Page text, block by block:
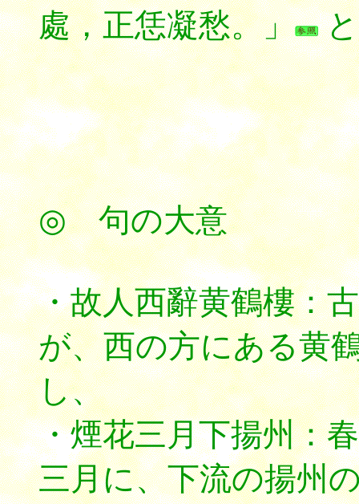
處，正恁凝愁。」
◎ 句の大意
・故人西辭黄鶴樓：
が、西の方にある黄
し、
・煙花三月下揚州：
三月に、下流の揚州